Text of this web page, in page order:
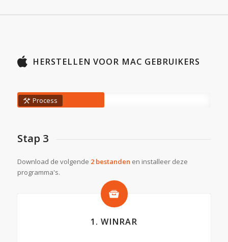
HERSTELLEN VOOR MAC GEBRUIKERS
Process
Stap 3
Download de volgende 2 bestanden en installeer deze
programma's.
1. WINRAR